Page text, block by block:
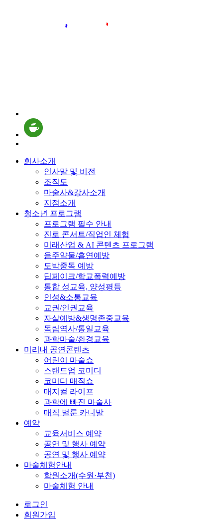
회사소개
인사말 및 비전
조직도
마술사&강사소개
지점소개
청소년 프로그램
프로그램 필수 안내
진로 콘서트/직업인 체험
미래산업 & AI 콘텐츠 프로그램
음주약물/흡연예방
도박중독 예방
딥페이크/학교폭력예방
통합 성교육, 양성평등
인성&소통교육
교권/인권교육
자살예방&생명존중교육
독립역사/통일교육
과학마술/환경교육
미리내 공연콘텐츠
어린이 마술쇼
스탠드업 코미디
코미디 매직쇼
매지컬 라이프
과학에 빠진 마술사
매직 벌룬 카니발
예약
교육서비스 예약
공연 및 행사 예약
공연 및 행사 예약
마술체험안내
학원소개(수원·부천)
마술체험 안내
로그인
회원가입